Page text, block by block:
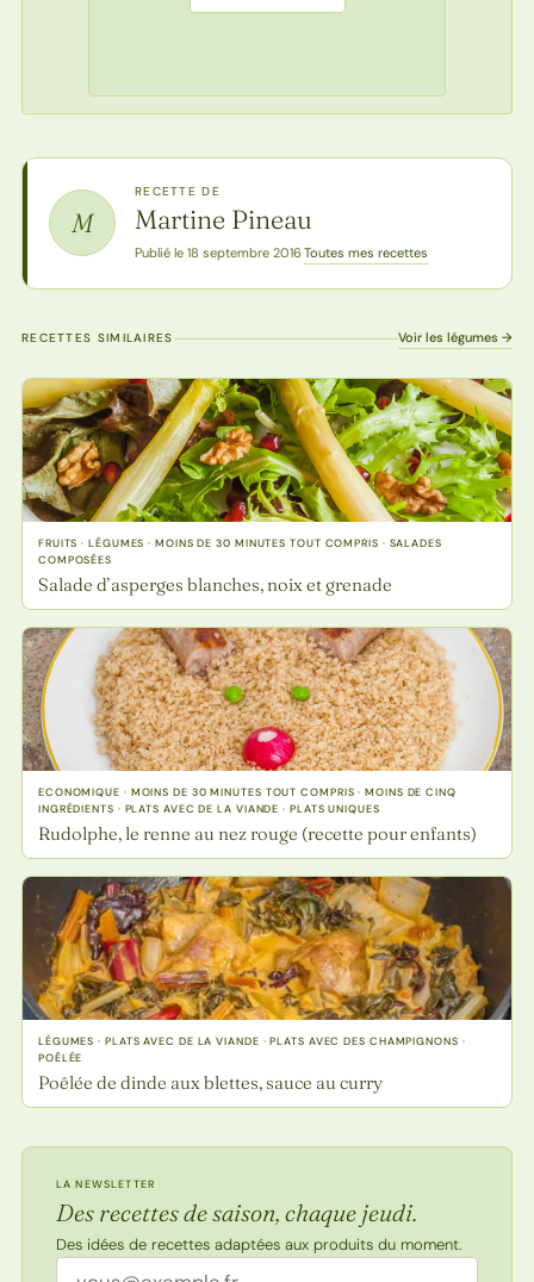
M
RECETTE DE
Martine Pineau
Publié le 18 septembre 2016·Toutes mes recettes
RECETTES SIMILAIRES Voir les légumes →
FRUITS · LÉGUMES · MOINS DE 30 MINUTES TOUT COMPRIS · SALADES
COMPOSÉES
Salade d’asperges blanches, noix et grenade
ECONOMIQUE · MOINS DE 30 MINUTES TOUT COMPRIS · MOINS DE CINQ
INGRÉDIENTS · PLATS AVEC DE LA VIANDE · PLATS UNIQUES
Rudolphe, le renne au nez rouge (recette pour enfants)
LÉGUMES · PLATS AVEC DE LA VIANDE · PLATS AVEC DES CHAMPIGNONS ·
POÊLÉE
Poêlée de dinde aux blettes, sauce au curry
LA NEWSLETTER
Des recettes de saison, chaque jeudi.
Des idées de recettes adaptées aux produits du moment.
Adresse email